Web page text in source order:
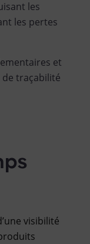
les
les pertes
et
traçabilité
visibilité